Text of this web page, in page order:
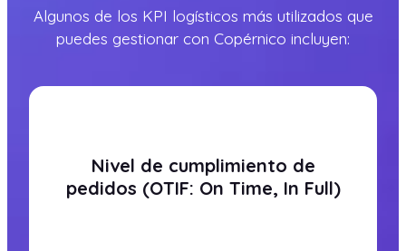
Algunos de los KPI logísticos más utilizados que
puedes gestionar con Copérnico incluyen:
Nivel de cumplimiento de
pedidos (OTIF: On Time, In Full)